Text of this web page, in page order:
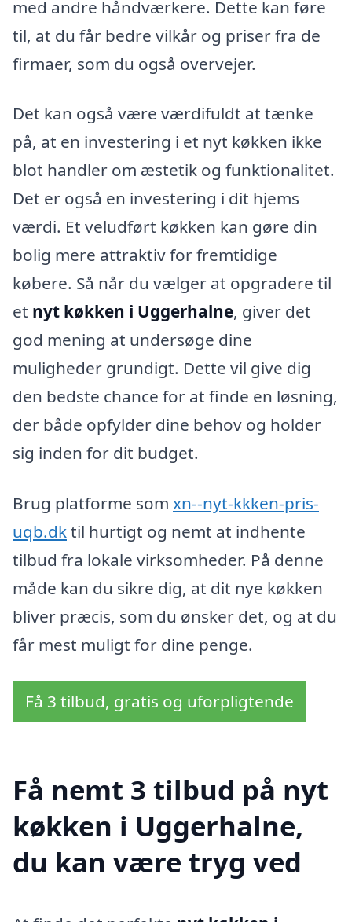
med andre håndværkere. Dette kan føre
til, at du får bedre vilkår og priser fra de
firmaer, som du også overvejer.
Det kan også være værdifuldt at tænke
på, at en investering i et nyt køkken ikke
blot handler om æstetik og funktionalitet.
Det er også en investering i dit hjems
værdi. Et veludført køkken kan gøre din
bolig mere attraktiv for fremtidige
købere. Så når du vælger at opgradere til
et nyt køkken i Uggerhalne, giver det
god mening at undersøge dine
muligheder grundigt. Dette vil give dig
den bedste chance for at finde en løsning,
der både opfylder dine behov og holder
sig inden for dit budget.
Brug platforme som xn--nyt-kkken-pris-
uqb.dktil hurtigt og nemt at indhente
tilbud fra lokale virksomheder. På denne
måde kan du sikre dig, at dit nye køkken
bliver præcis, som du ønsker det, og at du
får mest muligt for dine penge.
Få 3 tilbud, gratis og uforpligtende
Få nemt 3 tilbud på nyt
køkken i Uggerhalne,
du kan være tryg ved